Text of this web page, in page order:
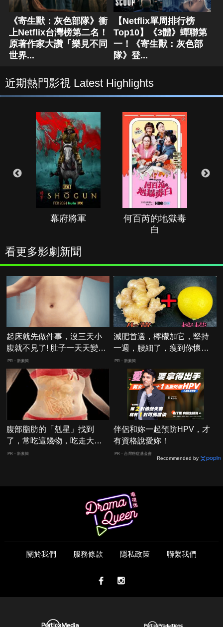
《寄生獸：灰色部隊》衝
上Netflix台灣榜第二名！
原著作家大讚「樂見不同
世界...
【Netflix單周排行榜
Top10】《3體》蟬聯第
一！《寄生獸：灰色部
隊》登...
近期熱門影視 Latest Highlights
幕府將軍
何百芮的地獄毒
白
看更多影劇新聞
起床就先做件事，沒三天小
腹就不見了! 肚子一天天變
小！
PR・新素簡
減肥首選，檸檬加它，堅持
一週，腰細了，瘦到你懷疑
人生
PR・新素簡
腹部脂肪的「剋星」找到
了，常吃這幾物，吃走大肚
囊，瘦出小蠻腰
PR・新素簡
伴侶和妳一起預防HPV，才
有資格說愛妳！
PR・台灣癌症基金會
Recommended by
關於我們 服務條款 隱私政策 聯繫我們